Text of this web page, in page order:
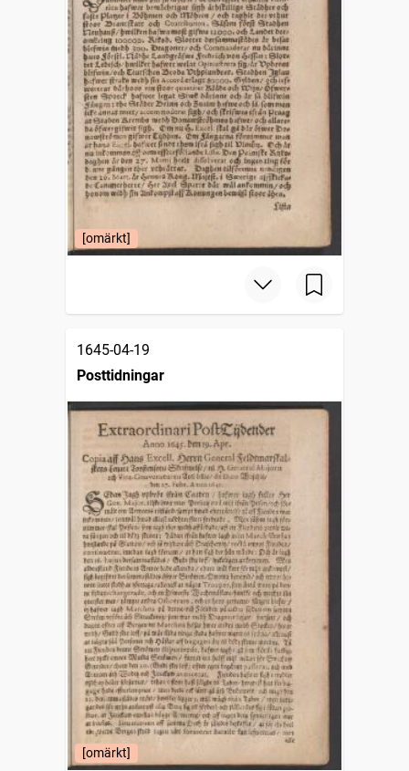
[omärkt]
1645-04-19
Posttidningar
[omärkt]